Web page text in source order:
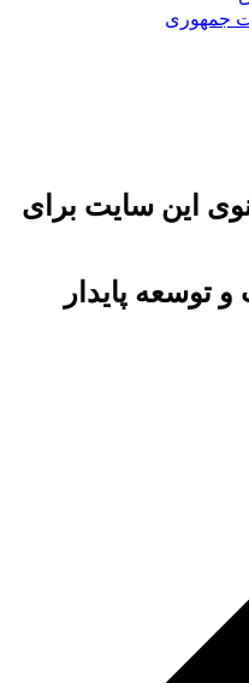
جمهوری
این سایت برای
پایدار